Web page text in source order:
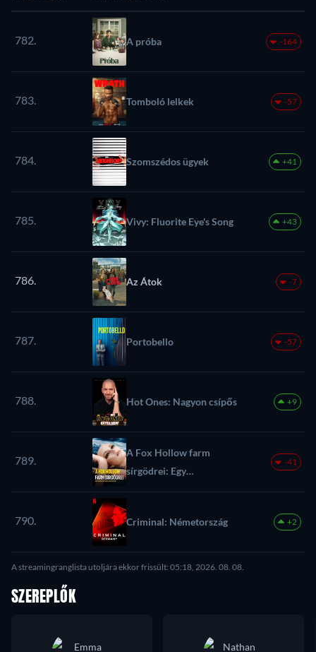
782. A próba -164
783. Tomboló lelkek -57
784. Szomszédos ügyek +41
785. Vivy: Fluorite Eye's Song +43
786. Az Átok -7
787. Portobello -57
788. Hot Ones: Nagyon csípős +9
789.
A Fox Hollow farm
sírgödrei: Egy
sorozatgyilkos játszótere
-41
790. Criminal: Németország +2
A streamingranglista utoljára ekkor frissült: 05:18, 2026. 08. 08.
SZEREPLŐK